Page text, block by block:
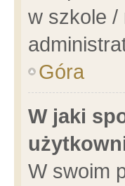
w szkole /
Góra
W jaki
W swoim